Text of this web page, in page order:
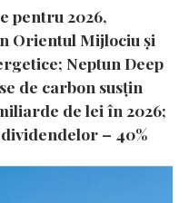
pentru 2026,
Orientul Mijlociu și
Neptun Deep
de carbon susțin
de lei în 2026;
– 40%